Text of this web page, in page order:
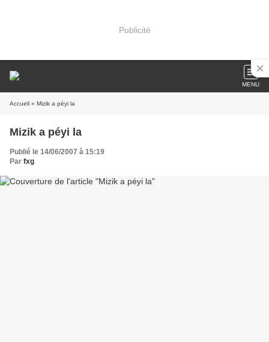
Publicité
MENU
Accueil » Mizik a péyi la
Mizik a péyi la
Publié le 14/06/2007 à 15:19
Par fxg